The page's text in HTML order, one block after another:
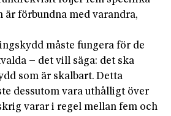
förbundna med varandra,
måste fungera för de
– det vill säga: det ska
som är skalbart. Detta
dessutom vara uthålligt över
varar i regel mellan fem och